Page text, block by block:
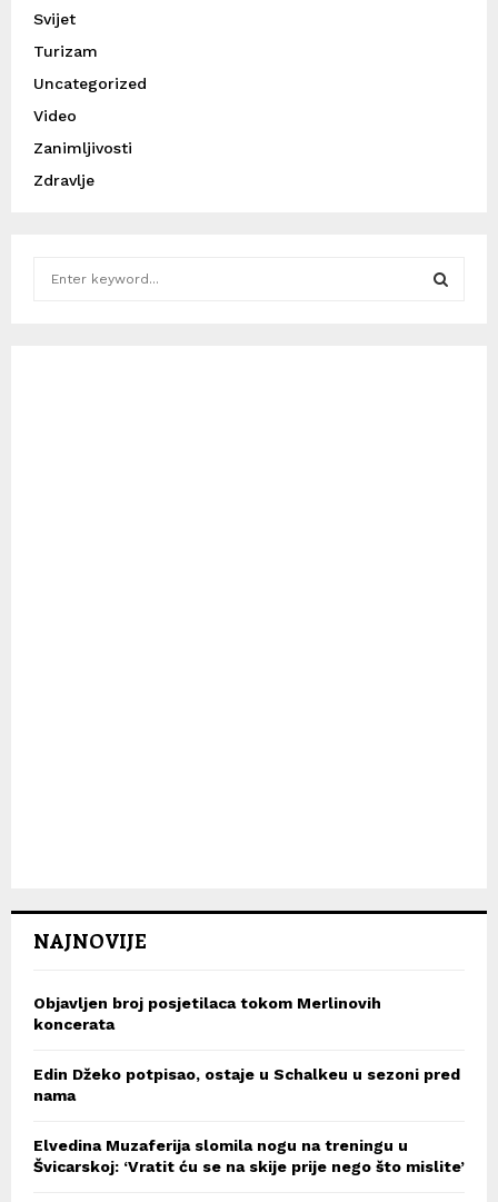
Svijet
Turizam
Uncategorized
Video
Zanimljivosti
Zdravlje
NAJNOVIJE
Objavljen broj posjetilaca tokom Merlinovih
koncerata
Edin Džeko potpisao, ostaje u Schalkeu u sezoni pred
nama
Elvedina Muzaferija slomila nogu na treningu u
Švicarskoj: ‘Vratit ću se na skije prije nego što mislite’